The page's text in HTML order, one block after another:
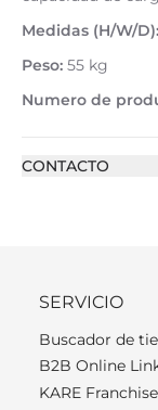
Medidas (H/W/D):
Peso: 55 kg
Numero de
CONTACTO
SERVICIO
Buscador de
B2B Online
KARE Franchise